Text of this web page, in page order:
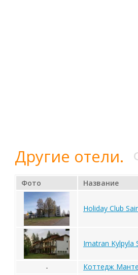
Другие отели.
Фото Название
Holiday Club
Imatran Kylpyla
-
Коттедж